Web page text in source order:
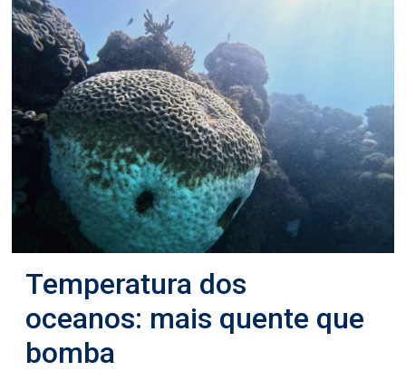
Temperatura dos
oceanos: mais quente que
bomba